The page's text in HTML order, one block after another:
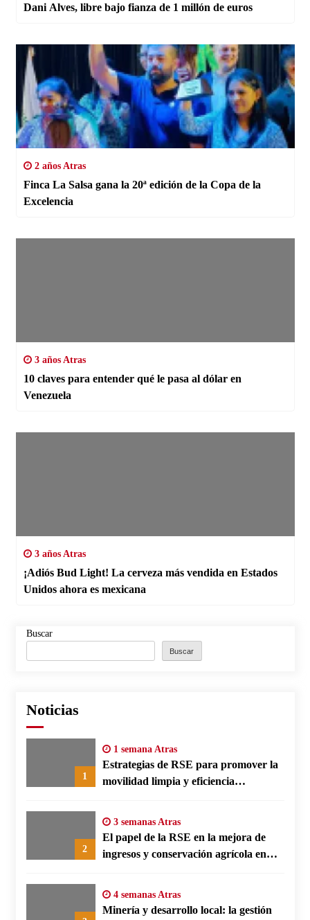
Dani Alves, libre bajo fianza de 1 millón de euros
2 años Atras
Finca La Salsa gana la 20ª edición de la Copa de la
Excelencia
3 años Atras
10 claves para entender qué le pasa al dólar en
Venezuela
3 años Atras
¡Adiós Bud Light! La cerveza más vendida en Estados
Unidos ahora es mexicana
Buscar
Buscar
Noticias
1
1 semana Atras
Estrategias de RSE para promover la
movilidad limpia y eficiencia
2
3 semanas Atras
El papel de la RSE en la mejora de
ingresos y conservación agrícola en
4 semanas Atras
Minería y desarrollo local: la gestión